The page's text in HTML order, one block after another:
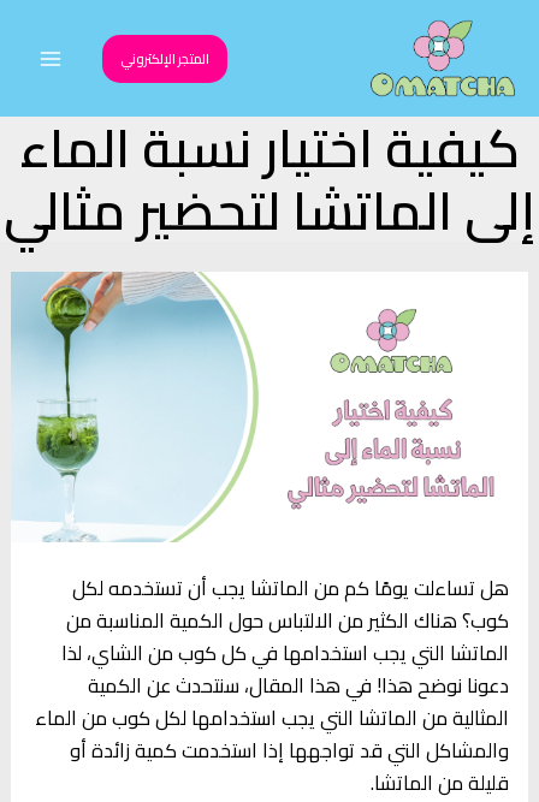
المحتوى
المتجر الإلكتروني
Main
كيفية اختيار نسبة الماء
إلى الماتشا لتحضير مثالي
هل تساءلت يومًا كم من الماتشا يجب أن تستخدمه لكل
كوب؟ هناك الكثير من الالتباس حول الكمية المناسبة من
الماتشا التي يجب استخدامها في كل كوب من الشاي، لذا
دعونا نوضح هذا! في هذا المقال، سنتحدث عن الكمية
المثالية من الماتشا التي يجب استخدامها لكل كوب من الماء
والمشاكل التي قد تواجهها إذا استخدمت كمية زائدة أو
قليلة من الماتشا.